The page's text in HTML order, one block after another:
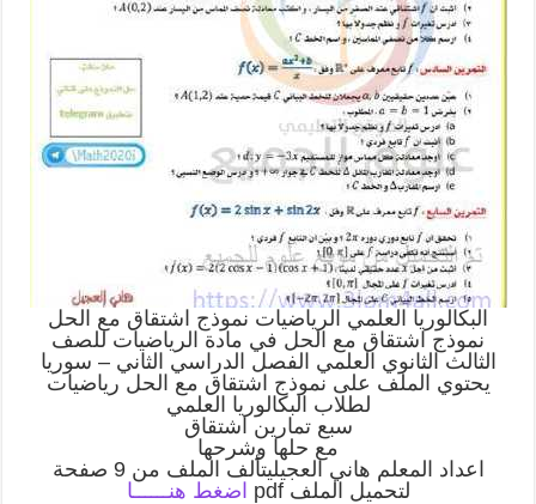
البكالوريا العلمي الرياضيات نموذج اشتقاق مع الحل
نموذج اشتقاق مع الحل في مادة الرياضيات للصف
الثالث الثانوي العلمي الفصل الدراسي الثاني – سوريا
يحتوي الملف على نموذج اشتقاق مع الحل رياضيات
لطلاب البكالوريا العلمي
سبع تمارين اشتقاق
مع حلها وشرحها
اعداد المعلم هاني العجيليتألف الملف من 9 صفحة
لتحميل الملف pdf
اضغط هنــــــا